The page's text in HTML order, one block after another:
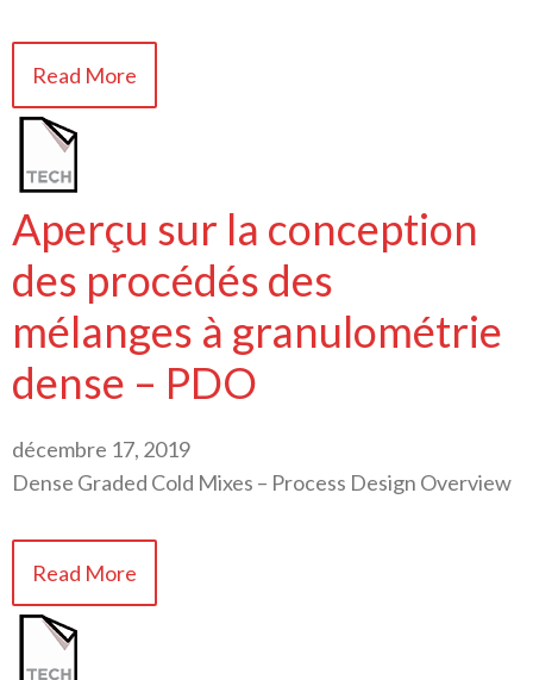
Read More
Aperçu sur la conception
des procédés des
mélanges à granulométrie
dense – PDO
décembre 17, 2019
Dense Graded Cold Mixes – Process Design Overview
Read More